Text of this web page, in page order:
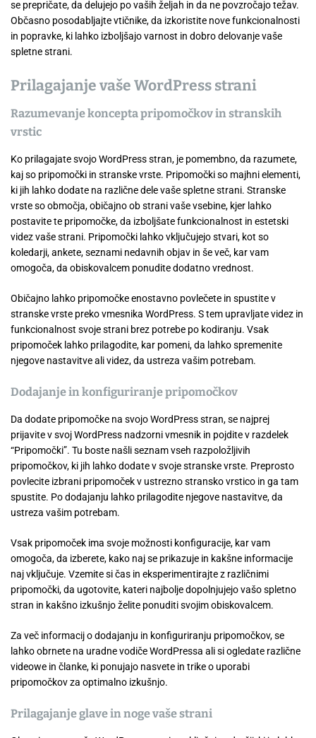
se prepričate, da delujejo po vaših željah in da ne povzročajo težav.
Občasno posodabljajte vtičnike, da izkoristite nove funkcionalnosti
in popravke, ki lahko izboljšajo varnost in dobro delovanje vaše
spletne strani.
Prilagajanje vaše WordPress strani
Razumevanje koncepta pripomočkov in stranskih
vrstic
Ko prilagajate svojo WordPress stran, je pomembno, da razumete,
kaj so pripomočki in stranske vrste. Pripomočki so majhni elementi,
ki jih lahko dodate na različne dele vaše spletne strani. Stranske
vrste so območja, običajno ob strani vaše vsebine, kjer lahko
postavite te pripomočke, da izboljšate funkcionalnost in estetski
videz vaše strani. Pripomočki lahko vključujejo stvari, kot so
koledarji, ankete, seznami nedavnih objav in še več, kar vam
omogoča, da obiskovalcem ponudite dodatno vrednost.
Običajno lahko pripomočke enostavno povlečete in spustite v
stranske vrste preko vmesnika WordPress. S tem upravljate videz in
funkcionalnost svoje strani brez potrebe po kodiranju. Vsak
pripomoček lahko prilagodite, kar pomeni, da lahko spremenite
njegove nastavitve ali videz, da ustreza vašim potrebam.
Dodajanje in konfiguriranje pripomočkov
Da dodate pripomočke na svojo WordPress stran, se najprej
prijavite v svoj WordPress nadzorni vmesnik in pojdite v razdelek
“Pripomočki”. Tu boste našli seznam vseh razpoložljivih
pripomočkov, ki jih lahko dodate v svoje stranske vrste. Preprosto
povlecite izbrani pripomoček v ustrezno stransko vrstico in ga tam
spustite. Po dodajanju lahko prilagodite njegove nastavitve, da
ustreza vašim potrebam.
Vsak pripomoček ima svoje možnosti konfiguracije, kar vam
omogoča, da izberete, kako naj se prikazuje in kakšne informacije
naj vključuje. Vzemite si čas in eksperimentirajte z različnimi
pripomočki, da ugotovite, kateri najbolje dopolnjujejo vašo spletno
stran in kakšno izkušnjo želite ponuditi svojim obiskovalcem.
Za več informacij o dodajanju in konfiguriranju pripomočkov, se
lahko obrnete na uradne vodiče WordPressa ali si ogledate različne
videowe in članke, ki ponujajo nasvete in trike o uporabi
pripomočkov za optimalno izkušnjo.
Prilagajanje glave in noge vaše strani